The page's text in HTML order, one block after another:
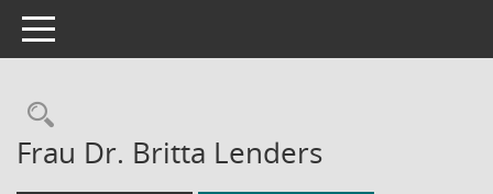
Toggle navigation
Rechercheauswahl
Frau Dr. Britta Lenders